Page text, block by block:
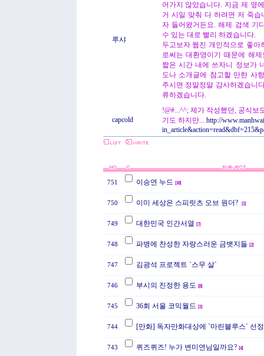
루샤
어가지 않았습니다. 지금 제 옆
거 시일 맞춰 다 하려면 저 죽
자 들어왔거든요. 해제 검색 기
수 있는 대로 빨리 하겠습니다.
두고보자 웹진 개인적으로 좋
로써는 대환영이기 때문에 해
짧은 시간 내에 쓰자니 정보가
도나 소개글에 참고할 만한 사
주시면 정말정말 감사하겠습니
류하겠습니다.
capcold
!@#...^^; 제가 작성했던, 공식보
기도 하지만... http://
751 이승연 누드 [10]
750 이미 세상은 스피릿츠 오브 원더? [1]
749 대한민국 인간서열 [7]
748 파병에 찬성한 자랑스러운 금뱃지들 [2]
747 김광석 프로젝트 `스무 살`
746 부시의 진정한 용도 [8]
745 36회 서울 코믹월드 [1]
744 [만화] 독자만화대상에 `마린블루스` 선
743 퀴즈퀴즈! 누가 변미연님일까요? [4]